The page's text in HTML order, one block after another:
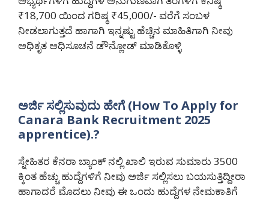
₹18,700 ಯಿಂದ ಗರಿಷ್ಠ ₹45,000/- ವರೆಗೆ ಸಂಬಳ
ನೀಡಲಾಗುತ್ತದೆ ಹಾಗಾಗಿ ಇನ್ನಷ್ಟು ಹೆಚ್ಚಿನ ಮಾಹಿತಿಗಾಗಿ ನೀವು
ಅಧಿಕೃತ ಅಧಿಸೂಚನೆ ಡೌನ್ಲೋಡ್ ಮಾಡಿಕೊಳ್ಳಿ
ಅರ್ಜಿ ಸಲ್ಲಿಸುವುದು ಹೇಗೆ (How To Apply for
Canara Bank Recruitment 2025
apprentice).?
ಸ್ನೇಹಿತರ ಕೆನರಾ ಬ್ಯಾಂಕ್ ನಲ್ಲಿ ಖಾಲಿ ಇರುವ ಸುಮಾರು 3500
ಕ್ಕಿಂತ ಹೆಚ್ಚು ಹುದ್ದೆಗಳಿಗೆ ನೀವು ಅರ್ಜಿ ಸಲ್ಲಿಸಲು ಬಯಸುತ್ತಿದ್ದೀರಾ
ಹಾಗಾದರೆ ಮೊದಲು ನೀವು ಈ ಒಂದು ಹುದ್ದೆಗಳ ನೇಮಕಾತಿಗೆ